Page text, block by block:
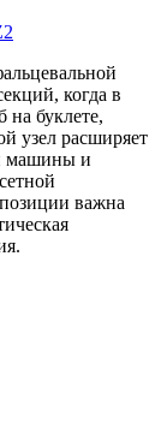
когда в
буклете,
узел расширяет
машины и
важна